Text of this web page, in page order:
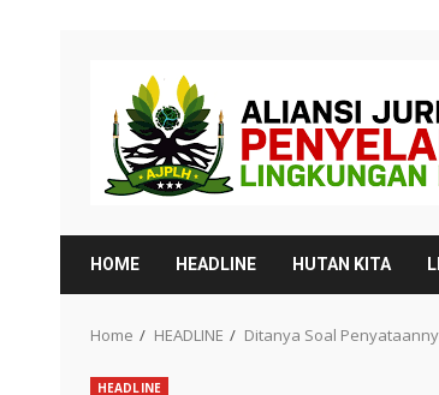
HOME HEADLINE HUTAN KITA
Home HEADLINE Ditanya Soal
HEADLINE